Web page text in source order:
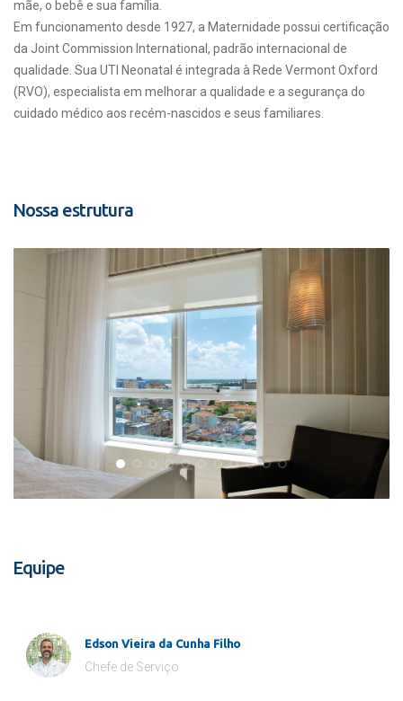
mãe, o bebê e sua família.
Em funcionamento desde 1927, a Maternidade possui certificação
da Joint Commission International, padrão internacional de
qualidade. Sua UTI Neonatal é integrada à Rede Vermont Oxford
(RVO), especialista em melhorar a qualidade e a segurança do
cuidado médico aos recém-nascidos e seus familiares.
Nossa estrutura
Equipe
Edson Vieira da Cunha Filho
Chefe de Serviço